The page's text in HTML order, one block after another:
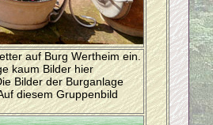
auf Burg Wertheim ein.
kaum Bilder hier
Bilder der Burganlage
diesem Gruppenbild